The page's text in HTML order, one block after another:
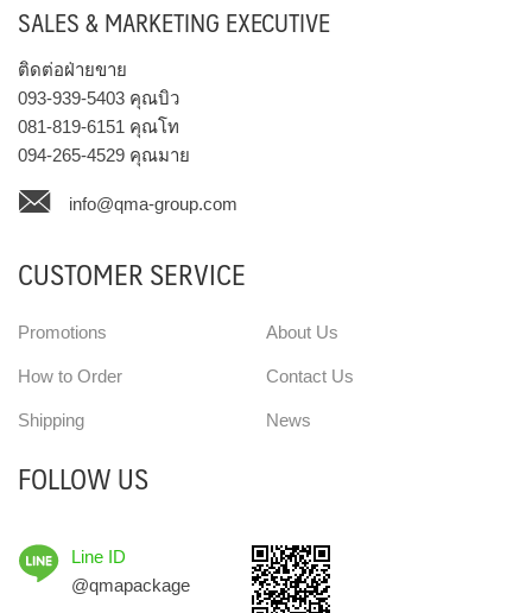
SALES & MARKETING EXECUTIVE
ติดต่อฝ่ายขาย
093-939-5403 คุณบิว
081-819-6151 คุณโท
094-265-4529 คุณมาย
info@qma-group.com
CUSTOMER SERVICE
Promotions
How to Order
Shipping
About Us
Contact Us
News
FOLLOW US
Line ID
@qmapackage